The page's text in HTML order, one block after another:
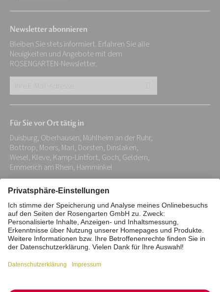
Newsletter abonnieren
Bleiben Sie stets informiert. Erfahren Sie alle
Neuigkeiten und Angebote mit dem
ROSENGARTEN-Newsletter.
E-
Adresse:
*
Für Sie vor Ort tätig in
Duisburg, Oberhausen, Mühlheim an der Ruhr,
Bottrop, Moers, Marl, Dorsten, Dinslaken,
Wesel, Kleve, Kamp-Lintfort, Goch, Geldern,
Emmerich am Rhein, Hamminkel
Impressum Datenschutz
Stiftung
Interne Meldestelle
Zahlungsmittel
Barrierefreiheitserklärung
Vertrag widerrufen